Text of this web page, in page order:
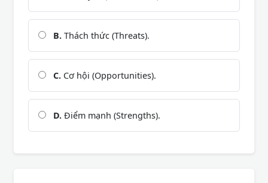
B. Thách thức (Threats).
C. Cơ hội (Opportunities).
D. Điểm mạnh (Strengths).